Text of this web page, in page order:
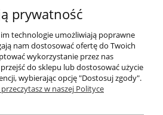
O nas
specjalistyczne
Wszystkie prawa zastrzeżone.
prywatność
technologie umożliwiają poprawne
nam dostosować ofertę do Twoich
wykorzystanie przez nas
do sklepu lub dostosować użycie
wybierając opcję "Dostosuj zgody".
w naszej Polityce